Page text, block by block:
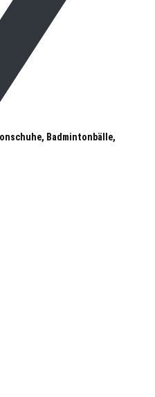
Badmintonbälle,